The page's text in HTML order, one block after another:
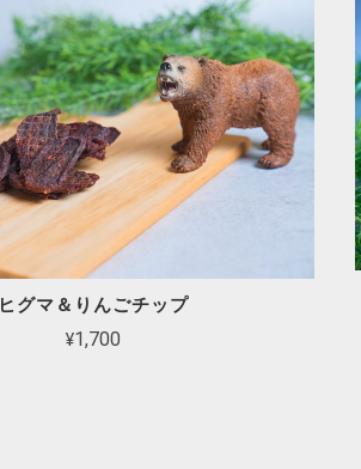
ヒグマ＆りんごチップ
¥1,700